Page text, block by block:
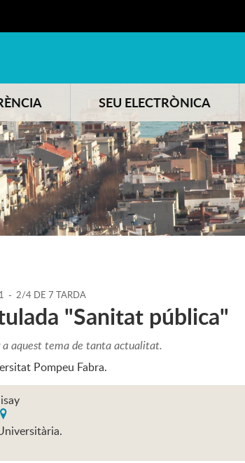
SEU ELECTRÒNICA
- 2/4 DE 7 TARDA
"Sanitat pública"
aquest tema de tanta actualitat.
Pompeu Fabra.